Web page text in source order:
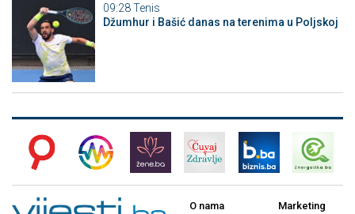
09:28Tenis
Džumhur i Bašić danas na terenima u Poljskoj
O nama Marketing